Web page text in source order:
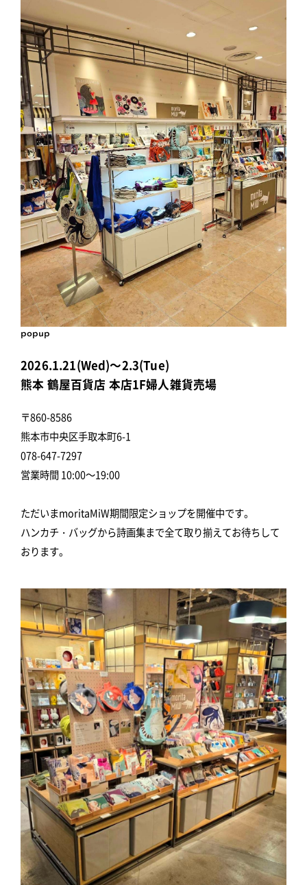
popup
2026.1.21(Wed)～2.3(Tue)
熊本 鶴屋百貨店 本店1F婦人雑貨売場
〒860-8586
熊本市中央区手取本町6-1
078-647-7297
営業時間 10:00～19:00
ただいまmoritaMiW期間限定ショップを開催中です。
ハンカチ・バッグから詩画集まで全て取り揃えてお待ちして
おります。